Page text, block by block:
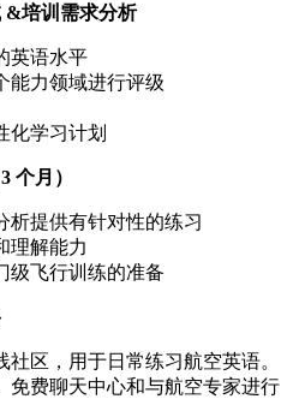
&培训需求分析
英语水平
能力领域进行评级
化学习计划
个月）
析提供有针对性的练习
理解能力
级飞行训练的准备
区，用于日常练习航空英语。
免费聊天中心和与航空专家进行